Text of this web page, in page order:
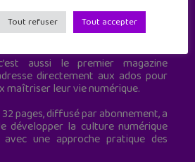
premier site de culture numérique
adolescents.
aussi le premier magazine
directement aux ados pour
maîtriser leur vie numérique.
pages, diffusé par abonnement, a
développer la culture numérique
une approche pratique des
Tout refuser Tout accepter